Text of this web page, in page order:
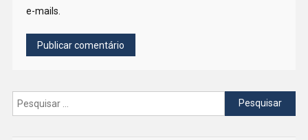
e-mails.
Pesquisar
por: